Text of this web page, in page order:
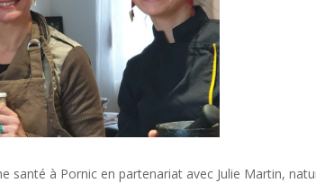
santé à Pornic en partenariat avec Julie Martin,